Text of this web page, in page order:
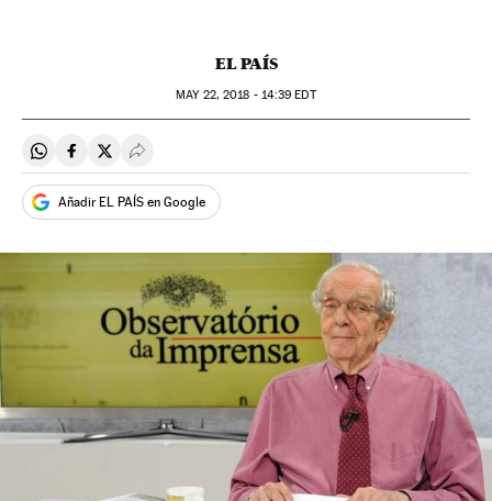
EL PAÍS
MAY22, 2018 - 14:39 EDT
Compartir en Whatsapp
Compartir en Facebook
Compartir en Twitter
Desplegar Redes Sociales
Añadir EL PAÍS en Google